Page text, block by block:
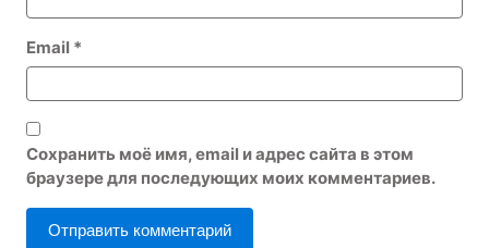
Email *
Сохранить моё имя, email и адрес сайта в этом
браузере для последующих моих комментариев.